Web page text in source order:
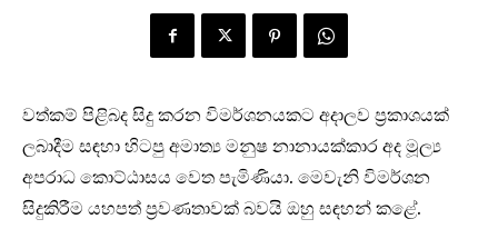
වත්කම් පිළිබද සිදු කරන විමර්ශනයකට අදාලව ප්‍රකාශයක්
ලබාදීම සඳහා හිටපු අමාත්‍ය මනුෂ නානායක්කාර අද මූල්‍ය
අපරාධ කොට්ඨාසය වෙත පැමිණියා. මෙවැනි විමර්ශන
සිදුකිරීම යහපත් ප්‍රවණතාවක් බවයි ඔහු සඳහන් කළේ.